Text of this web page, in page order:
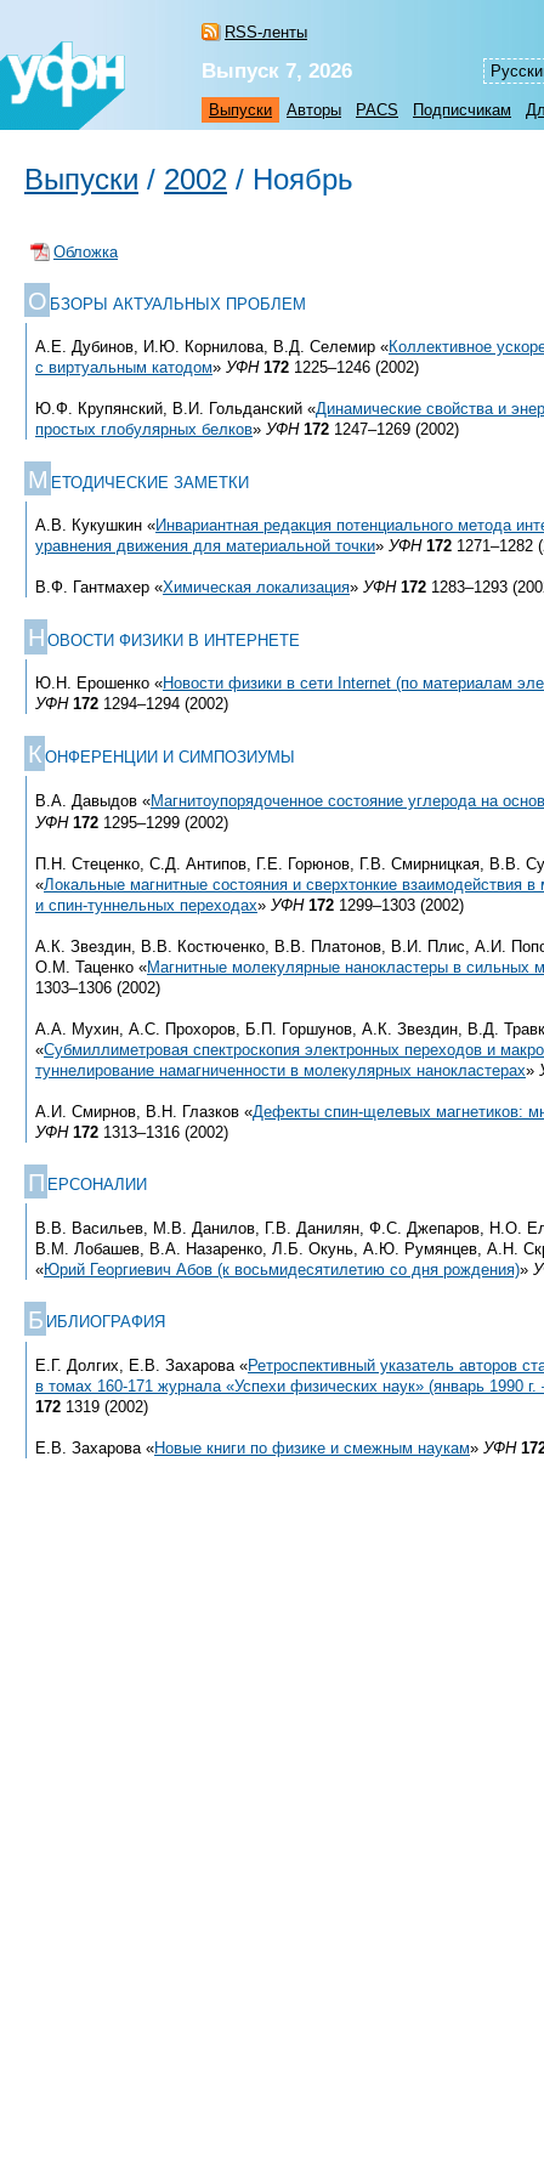
RSS-ленты
Выпуск 7, 2026
Выпуски Авторы PACS Подписчикам
Выпуски / 2002 / Ноябрь
Обложка
О БЗОРЫ АКТУАЛЬНЫХ ПРОБЛЕМ
А.Е. Дубинов, И.Ю. Корнилова, В.Д. Селемир «Коллективное
с виртуальным катодом» УФН 172 1225–1246 (2002)
Ю.Ф. Крупянский, В.И. Гольданский «Динамические свойства и
простых глобулярных белков» УФН 172 1247–1269 (2002)
М ЕТОДИЧЕСКИЕ ЗАМЕТКИ
А.В. Кукушкин «Инвариантная редакция потенциального метода
уравнения движения для материальной точки» УФН 172 1271–1282
В.Ф. Гантмахер «Химическая локализация» УФН 172 1283–1293
Н ОВОСТИ ФИЗИКИ В ИНТЕРНЕТЕ
Ю.Н. Ерошенко «Новости физики в сети Internet (по материалам
УФН 172 1294–1294 (2002)
К ОНФЕРЕНЦИИ И СИМПОЗИУМЫ
В.А. Давыдов «Магнитоупорядоченное состояние углерода на
УФН 172 1295–1299 (2002)
П.Н. Стеценко, С.Д. Антипов, Г.Е. Горюнов, Г.В. Смирницкая, В.В.
«Локальные магнитные состояния и сверхтонкие взаимодействия в
и спин-туннельных переходах» УФН 172 1299–1303 (2002)
А.К. Звездин, В.В. Костюченко, В.В. Платонов, В.И. Плис, А.И.
О.М. Таценко «Магнитные молекулярные нанокластеры в сильных
1303–1306 (2002)
А.А. Мухин, А.С. Прохоров, Б.П. Горшунов, А.К. Звездин, В.Д.
«Субмиллиметровая спектроскопия электронных переходов и
туннелирование намагниченности в молекулярных нанокластерах»
А.И. Смирнов, В.Н. Глазков «Дефекты спин-щелевых магнетиков:
УФН 172 1313–1316 (2002)
П ЕРСОНАЛИИ
В.В. Васильев, М.В. Данилов, Г.В. Данилян, Ф.С. Джепаров, Н.О.
В.М. Лобашев, В.А. Назаренко, Л.Б. Окунь, А.Ю. Румянцев, А.Н.
«Юрий Георгиевич Абов (к восьмидесятилетию со дня рождения)»
Б ИБЛИОГРАФИЯ
Е.Г. Долгих, Е.В. Захарова «Ретроспективный указатель авторов
в томах 160-171 журнала «Успехи физических наук» (январь 1990
172 1319 (2002)
Е.В. Захарова «Новые книги по физике и смежным наукам» УФН